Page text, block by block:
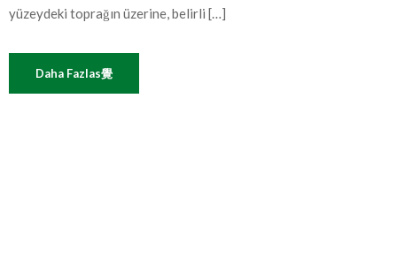
yüzeydeki toprağın üzerine, belirli […]
Daha Fazlas覺